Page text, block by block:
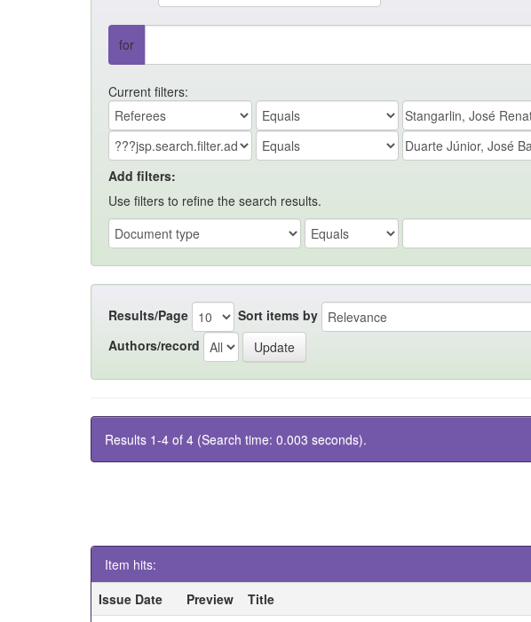
for
Current filters:
Add filters:
Use filters to refine the search results.
Results/Page Sort items by
Authors/record
Results 1-4 of 4 (Search time: 0.003 seconds).
Item hits:
Issue Date
Preview Title